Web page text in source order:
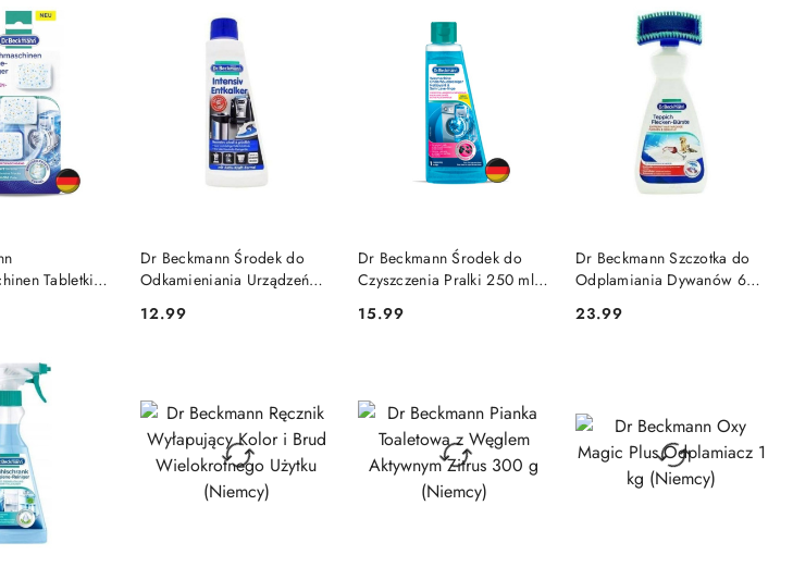
Tabletki
Dr Beckmann Środek do
Odkamieniania Urządzeń
Cena:
12.99
DO KOSZYKA
Dr Beckmann Środek do
Czyszczenia Pralki 250 ml
Cena:
15.99
DO KOSZYKA
Dr Beckmann Szczotka do
Odplamiania Dywanów 650
Cena:
23.99
DO KOSZYKA